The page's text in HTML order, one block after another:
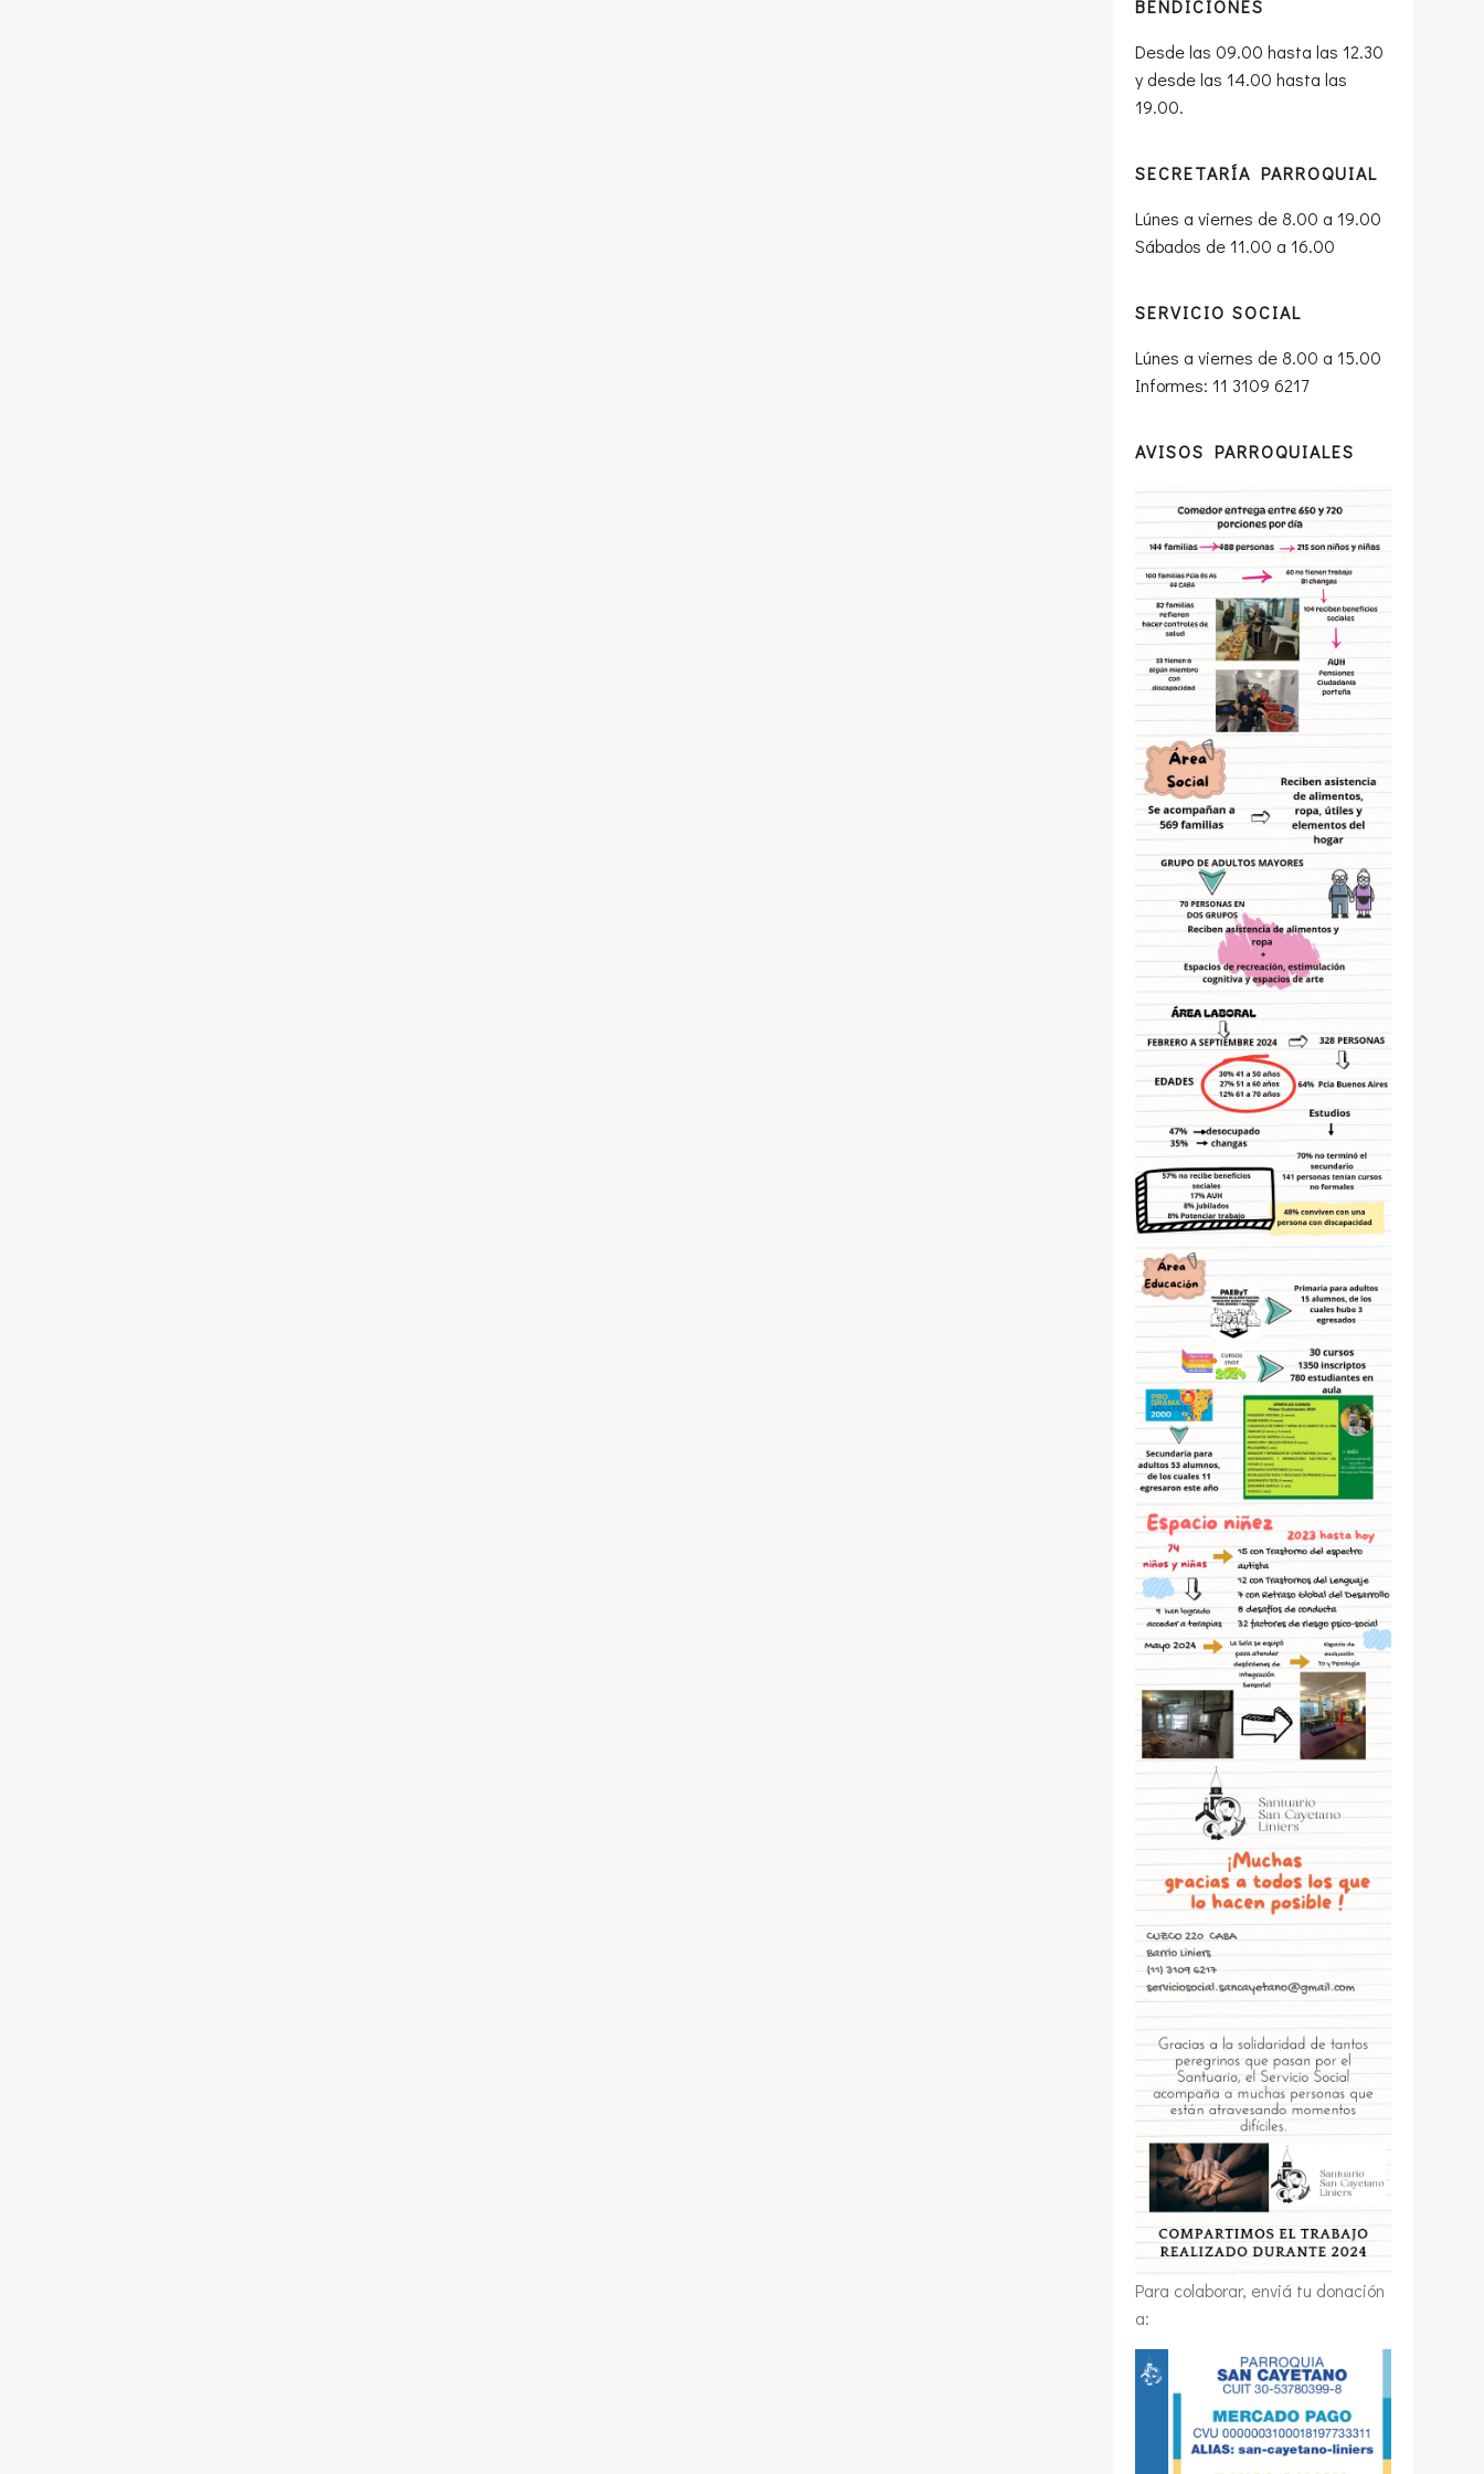
BENDICIONES
Desde las 09.00 hasta las 12.30
y desde las 14.00 hasta las
19.00.
SECRETARÍA PARROQUIAL
Lúnes a viernes de 8.00 a 19.00
Sábados de 11.00 a 16.00
SERVICIO SOCIAL
Lúnes a viernes de 8.00 a 15.00
Informes: 11 3109 6217
AVISOS PARROQUIALES
Para colaborar, enviá tu donación
a: